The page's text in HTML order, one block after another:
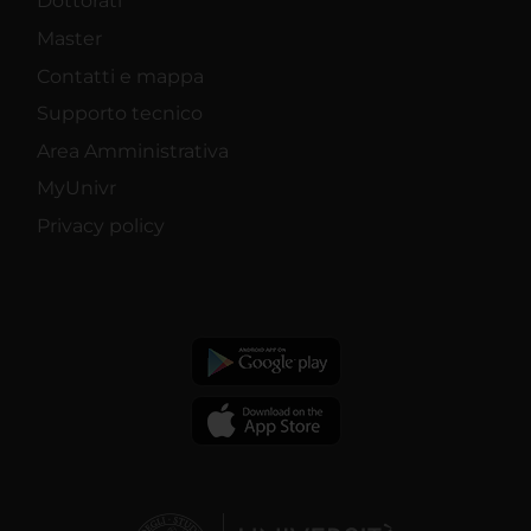
Master
Contatti e mappa
Supporto tecnico
Area Amministrativa
MyUnivr
Privacy policy